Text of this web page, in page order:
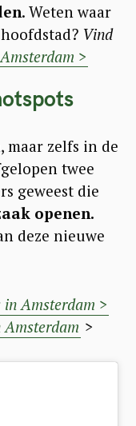
. Weten waar
Vind
>
maar zelfs in de
twee
geweest die
openen.
deze nieuwe
Amsterdam >
>